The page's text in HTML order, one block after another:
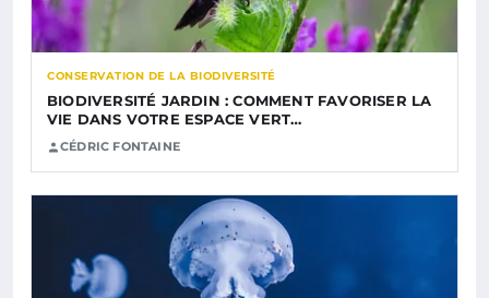
CONSERVATION DE LA BIODIVERSITÉ
BIODIVERSITÉ JARDIN : COMMENT FAVORISER LA
VIE DANS VOTRE ESPACE VERT…
CÉDRIC FONTAINE